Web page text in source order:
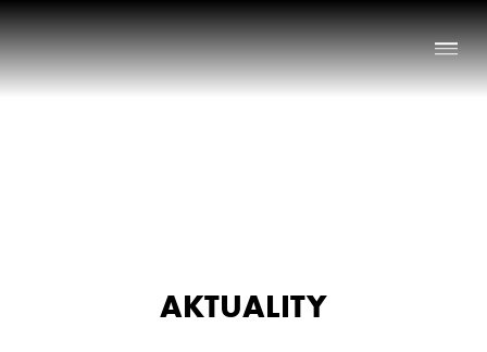
AKTUALITY